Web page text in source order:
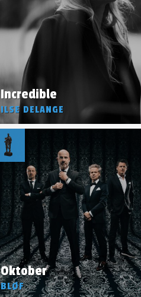
Incredible
ILSE DELANGE
Oktober
BLØF